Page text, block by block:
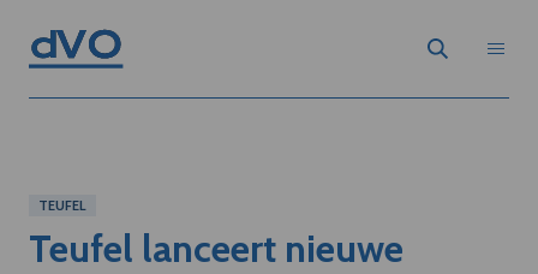
TEUFEL
Teufel lanceert nieuwe